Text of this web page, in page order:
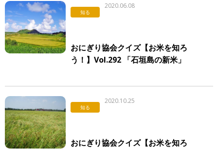
知る
2020.06.08
おにぎり協会クイズ【お米を知ろ
う！】Vol.292 「石垣島の新米」
知る
2020.10.25
おにぎり協会クイズ【お米を知ろ